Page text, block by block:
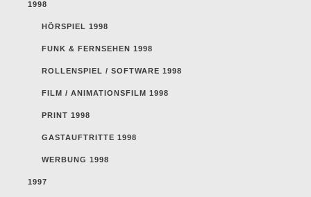
1998
HÖRSPIEL 1998
FUNK & FERNSEHEN 1998
ROLLENSPIEL / SOFTWARE 1998
FILM / ANIMATIONSFILM 1998
PRINT 1998
GASTAUFTRITTE 1998
WERBUNG 1998
1997